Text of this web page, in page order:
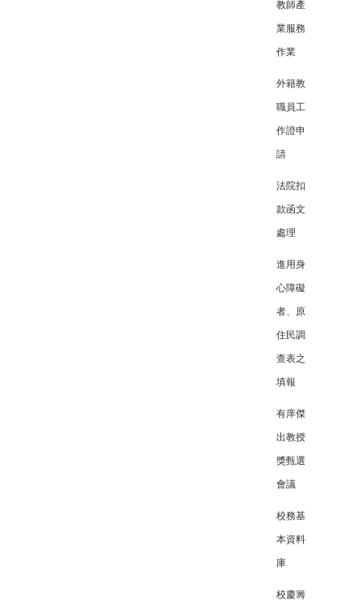
教師產
業服務
作業
外籍教
職員工
作證申
請
法院扣
款函文
處理
進用身
心障礙
者、原
住民調
查表之
填報
有庠傑
出教授
獎甄選
會議
校務基
本資料
庫
校慶籌